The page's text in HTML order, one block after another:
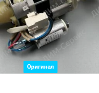
Оригинал